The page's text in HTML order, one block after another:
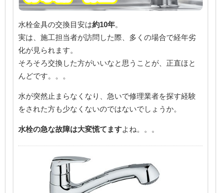
水栓金具の交換目安は約10年。
実は、施工担当者が訪問した際、多くの場合で経年劣
化が見られます。
そろそろ交換した方がいいなと思うことが、正直ほと
んどです。。。
水が突然止まらなくなり、急いで修理業者を探す経験
をされた方も少なくないのではないでしょうか。
水栓の急な故障は大変慌てますよね。。。